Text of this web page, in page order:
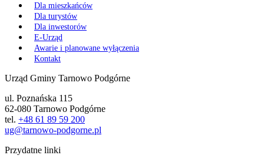
Dla mieszkańców
Dla turystów
Dla inwestorów
E-Urząd
Awarie i planowane wyłączenia
Kontakt
Urząd Gminy Tarnowo Podgórne
ul. Poznańska 115
62-080 Tarnowo Podgórne
tel. +48 61 89 59 200
ug@tarnowo-podgorne.pl
Przydatne linki